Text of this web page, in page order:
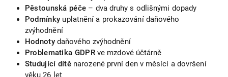
Pěstounská péče – dva druhy s odlišnými dopady
Podmínky uplatnění a prokazování daňového
zvýhodnění
Hodnotydaňového zvýhodnění
Problematika GDPRve mzdové účtárně
Studující dítěnarozené první den v měsíci a dovršení
věku 26 let